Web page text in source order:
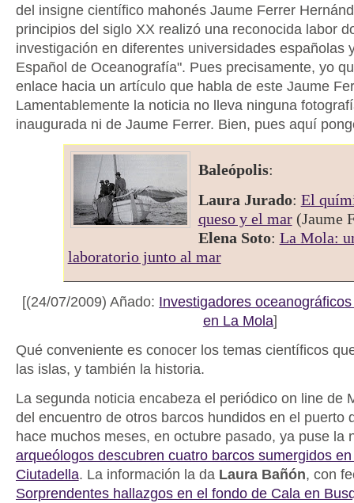
del insigne científico mahonés Jaume Ferrer
principios del siglo XX realizó una reconocida labor
investigación en diferentes universidades españolas
Español de Oceanografía". Pues precisamente, yo
enlace hacia un artículo que habla de este Jaume
Lamentablemente la noticia no lleva ninguna
inaugurada ni de Jaume Ferrer. Bien, pues aquí
Baleópolis:
Laura Jurado: El
queso y el mar(Jaume
Elena Soto: La Mola:
laboratorio junto al mar
[(24/07/2009) Añado: Investigadores
en La Mola]
Qué conveniente es conocer los temas científicos
las islas, y también la historia.
La segunda noticia encabeza el periódico on line de
del encuentro de otros barcos hundidos en el puerto
hace muchos meses, en octubre pasado, ya puse la
arqueólogos descubren cuatro barcos sumergidos
Ciutadella. La información la da Laura Bañón, con
Sorprendentes hallazgos en el fondo de Cala en